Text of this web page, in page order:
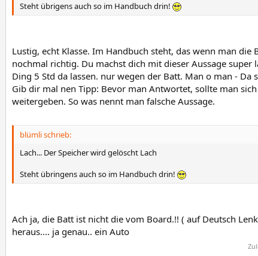
Steht übrigens auch so im Handbuch drin!
Lustig, echt Klasse. Im Handbuch steht, das wenn man
nochmal richtig. Du machst dich mit dieser Aussage
Ding 5 Std da lassen. nur wegen der Batt. Man o man -
Gib dir mal nen Tipp: Bevor man Antwortet, sollte man
weitergeben. So was nennt man falsche Aussage.
blümli schrieb:
Lach... Der Speicher wird gelöscht Lach
Steht übringens auch so im Handbuch drin!
Ach ja, die Batt ist nicht die vom Board.!! ( auf Deutsch
heraus.... ja genau.. ein Auto